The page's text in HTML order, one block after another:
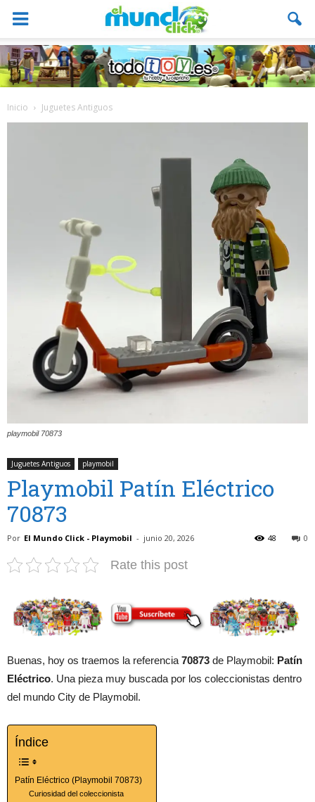
Inicio Juguetes Antiguos
playmobil 70873
Juguetes Antiguos playmobil
Playmobil Patín Eléctrico
70873
Por El Mundo Click - Playmobil - junio 20, 2026 0
48
Rate this post
Buenas, hoy os traemos la referencia 70873 de Playmobil: Patín
Eléctrico. Una pieza muy buscada por los coleccionistas dentro
del mundo City de Playmobil.
Índice
Patín Eléctrico (Playmobil 70873)
Curiosidad del coleccionista